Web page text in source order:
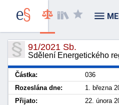
91/2021 Sb.
Sdělení Energetického
Částka: 036
Rozeslána dne:
1. března
Přijato:
22. února